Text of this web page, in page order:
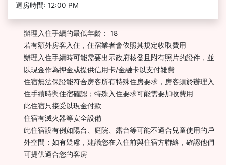
退房時間: 12:00 PM
辦理入住手續的最低年齡： 18
若有額外房客入住，住宿業者會依照其規定收取費用
辦理入住手續時可能需要出示政府核發且附有照片的證件，並
以現金作為押金或提供信用卡/金融卡以支付雜費
住宿無法保證能符合房客所有特殊住房要求，房客須於辦理入
住手續時與住宿確認；特殊入住要求可能需要加收費用
此住宿只接受以現金付款
住宿有滅火器等安全設備
此住宿設有例如陽台、庭院、露台等可能不適合兒童使用的戶
外空間；如有疑慮，建議您在入住前與住宿方聯絡，確認他們
可提供適合您的客房